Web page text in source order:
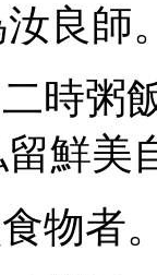
良師
時粥
鮮美
物者